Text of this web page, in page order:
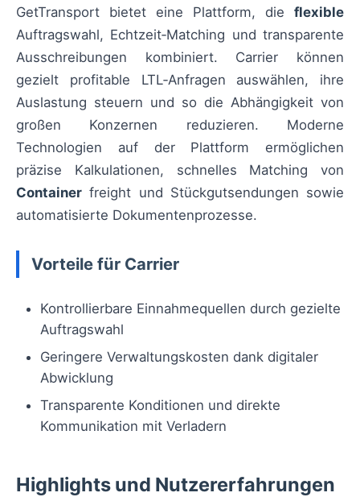
GetTransport bietet eine Plattform, die flexible
Auftragswahl, Echtzeit‑Matching und transparente
Ausschreibungen kombiniert. Carrier können
gezielt profitable LTL‑Anfragen auswählen, ihre
Auslastung steuern und so die Abhängigkeit von
großen Konzernen reduzieren. Moderne
Technologien auf der Plattform ermöglichen
präzise Kalkulationen, schnelles Matching von
Container freight und Stückgutsendungen sowie
automatisierte Dokumentenprozesse.
Vorteile für Carrier
Kontrollierbare Einnahmequellen durch gezielte
Auftragswahl
Geringere Verwaltungskosten dank digitaler
Abwicklung
Transparente Konditionen und direkte
Kommunikation mit Verladern
Highlights und Nutzererfahrungen